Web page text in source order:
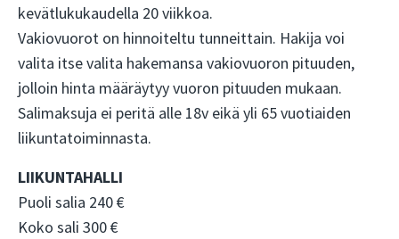
kevätlukukaudella 20 viikkoa.
Vakiovuorot on hinnoiteltu tunneittain. Hakija voi
valita itse valita hakemansa vakiovuoron pituuden,
jolloin hinta määräytyy vuoron pituuden mukaan.
Salimaksuja ei peritä alle 18v eikä yli 65 vuotiaiden
liikuntatoiminnasta.
LIIKUNTAHALLI
Puoli salia 240 €
Koko sali 300 €